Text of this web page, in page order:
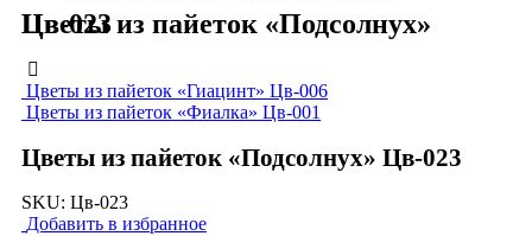
Цветы из пайеток «Подсолнух» Цв-023
Цветы из пайеток «Гиацинт» Цв-006
Цветы из пайеток «Фиалка» Цв-001
Цветы из пайеток «Подсолнух» Цв-023
SKU: Цв-023
Добавить в избранное